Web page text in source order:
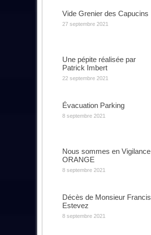
Vide Grenier des Capucins
27 septembre 2021
Une pépite réalisée par
Patrick Imbert
22 septembre 2021
Évacuation Parking
8 septembre 2021
Nous sommes en Vigilance
ORANGE
8 septembre 2021
Décès de Monsieur Francis
Estevez
8 septembre 2021